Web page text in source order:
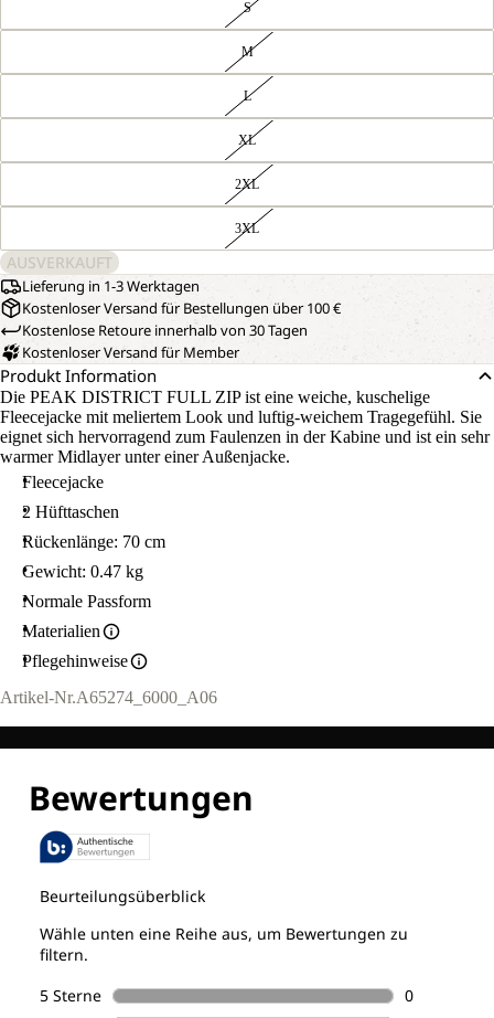
S
M
L
XL
2XL
3XL
AUSVERKAUFT
Lieferung in 1-3 Werktagen
Kostenloser Versand für Bestellungen über 100 €
Kostenlose Retoure innerhalb von 30 Tagen
Kostenloser Versand für Member
Produkt Information
Die PEAK DISTRICT FULL ZIP ist eine weiche, kuschelige
Fleecejacke mit meliertem Look und luftig-weichem Tragegefühl. Sie
eignet sich hervorragend zum Faulenzen in der Kabine und ist ein sehr
warmer Midlayer unter einer Außenjacke.
Fleecejacke
2 Hüfttaschen
Rückenlänge: 70 cm
Gewicht: 0.47 kg
Normale Passform
Materialien
Pflegehinweise
Artikel-Nr.A65274_6000_A06